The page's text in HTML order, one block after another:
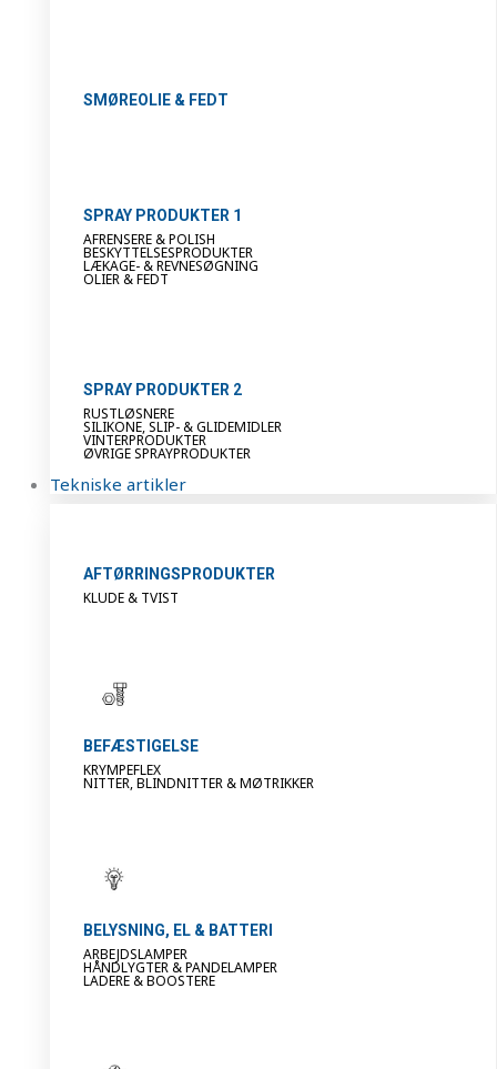
SMØREOLIE & FEDT
SPRAY PRODUKTER 1
AFRENSERE & POLISH
BESKYTTELSESPRODUKTER
LÆKAGE- & REVNESØGNING
OLIER & FEDT
SPRAY PRODUKTER 2
RUSTLØSNERE
SILIKONE, SLIP- & GLIDEMIDLER
VINTERPRODUKTER
ØVRIGE SPRAYPRODUKTER
Tekniske artikler
AFTØRRINGSPRODUKTER
KLUDE & TVIST
BEFÆSTIGELSE
KRYMPEFLEX
NITTER, BLINDNITTER & MØTRIKKER
BELYSNING, EL & BATTERI
ARBEJDSLAMPER
HÅNDLYGTER & PANDELAMPER
LADERE & BOOSTERE